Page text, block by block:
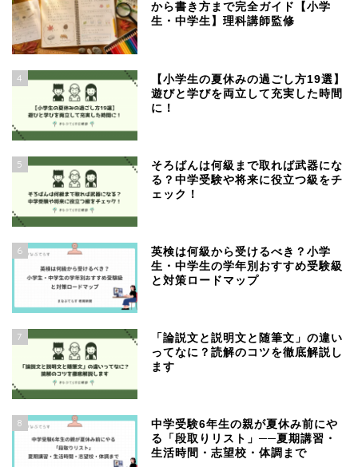
から書き方まで完全ガイド【小学
生・中学生】理科講師監修
4
【小学生の夏休みの過ごし方19選】
遊びと学びを両立して充実した時間
に！
5
そろばんは何級まで取れば武器にな
る？中学受験や将来に役立つ級をチ
ェック！
6
英検は何級から受けるべき？小学
生・中学生の学年別おすすめ受験級
と対策ロードマップ
7
「論説文と説明文と随筆文」の違い
ってなに？読解のコツを徹底解説し
ます
8
中学受験6年生の親が夏休み前にや
る「段取りリスト」──夏期講習・
生活時間・志望校・体調まで